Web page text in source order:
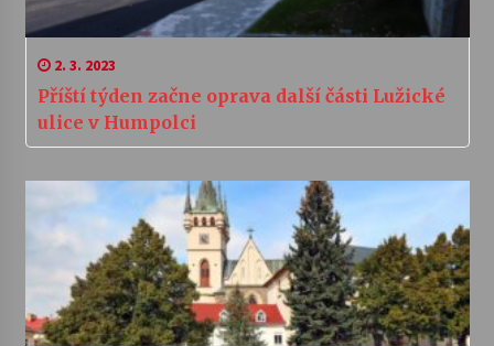
2. 3. 2023
Příští týden začne oprava další části Lužické
ulice v Humpolci